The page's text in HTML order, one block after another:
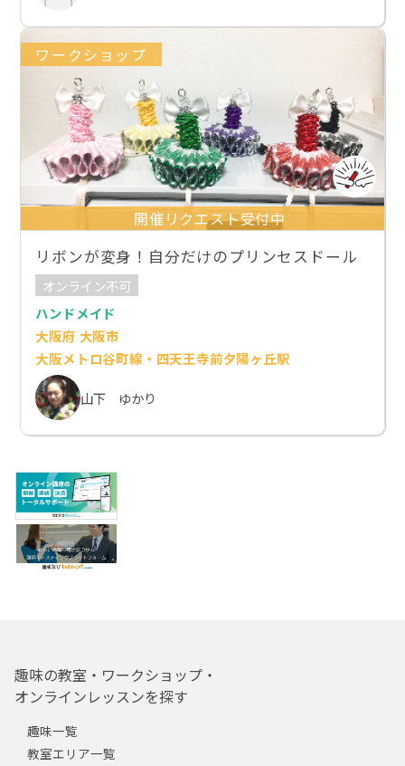
ワークショップ
開催リクエスト受付中
リボンが変身！自分だけのプリンセスドール
オンライン不可
ハンドメイド
大阪府 大阪市
大阪メトロ谷町線・四天王寺前夕陽ヶ丘駅
山下 ゆかり
趣味の教室・ワークショップ・
オンラインレッスンを探す
趣味一覧
教室エリア一覧